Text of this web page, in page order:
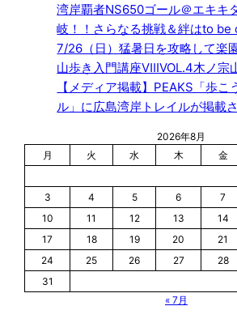
湾岸覇者NS650ゴール＠エキキ
岐！！さらなる挑戦＆絆はto
7/26（日）猛暑日を攻略して楽
山歩き入門講座ⅧVOL.4木ノ宗
【メディア掲載】PEAKS「歩こ
ル」に広島湾岸トレイルが掲載
2026年8月
月
火 水 木 金
3
4 5 6 7
10
11 12 13 14
17
18 19 20 21
24
25 26 27 28
31
« 7月